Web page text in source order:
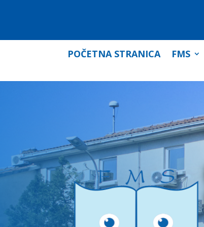
POČETNA STRANICA FMS